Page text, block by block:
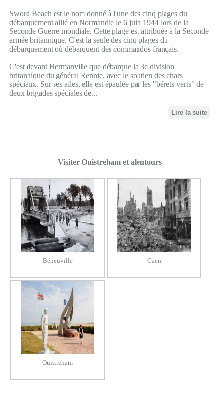
Sword Beach est le nom donné à l'une des cinq plages du
débarquement allié en Normandie le 6 juin 1944 lors de la
Seconde Guerre mondiale. Cette plage est attribuée à la Seconde
armée britannique. C'est la seule des cinq plages du
débarquement où débarquent des commandos français.
C'est devant Hermanville que débarque la 3e division
britannique du général Rennie, avec le soutien des chars
spéciaux. Sur ses ailes, elle est épaulée par les "bérets verts" de
deux brigades spéciales de...
Lire la suite
Visiter Ouistreham et alentours
Bénouville Caen
Ouistreham